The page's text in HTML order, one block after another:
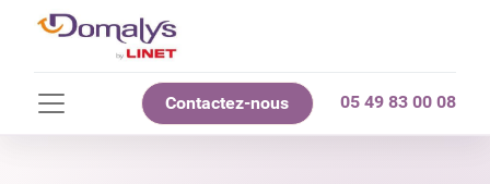
Contactez-nous 05 49 83 00 08